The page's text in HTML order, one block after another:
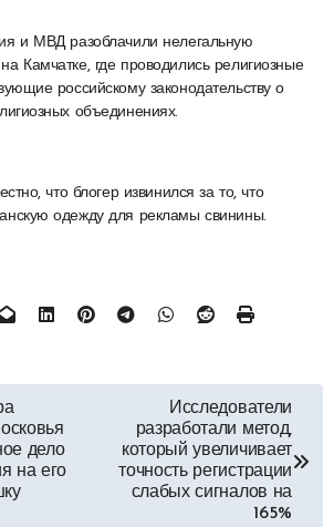
и МВД разоблачили нелегальную
Камчатке, где проводились религиозные
российскому законодательству о
объединениях.
что блогер извинился за то, что
одежду для рекламы свинины.
дело
на его
Исследователи
разработали метод,
который увеличивает
точность регистрации
слабых сигналов на
165%